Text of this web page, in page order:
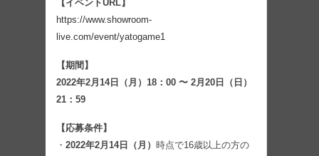
【イベントURL】
https://www.showroom-
live.com/event/yatogame1
【期間】
2022年2月14日（月）18：00 〜 2月20日（日）
21：59
【応募条件】
・ 2022年2月14日（月） 時点で16歳以上の方の